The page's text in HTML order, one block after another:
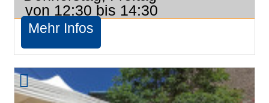
von 12:30 bis 14:30
Mehr Infos